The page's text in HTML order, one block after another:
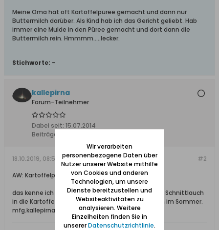
Meine Oma hat oft Kartoffelpüree gemacht und dann nur
Buttermilch darüber. Als Kind hab ich das Gericht geliebt. Hab
immer eine Mulde in den Püree gemacht und dort dann die
Buttermilch rein. Hmmmm…..lecker.
Stichworte: -
kallepirna
Forum-Teilnehmer
Dabei seit: 15.07.2014
Beiträge:
#2
18.10.2019, 08:54
AW: Kartoffelpüree mit Buttermilch.
das kenne ich auch,meine Mutter hat immer noch Schnittlauch
in die Kartoffeln mit reingemacht. herrliches Essen im Sommer.
mfg.kallepirna
Wir verarbeiten
personenbezogene Daten über
Nutzer unserer Website mithilfe
von Cookies und anderen
Technologien, um unsere
Dienste bereitzustellen und
Websiteaktivitäten zu
analysieren. Weitere
Einzelheiten finden Sie in
unsererDatenschutzrichtlinie.